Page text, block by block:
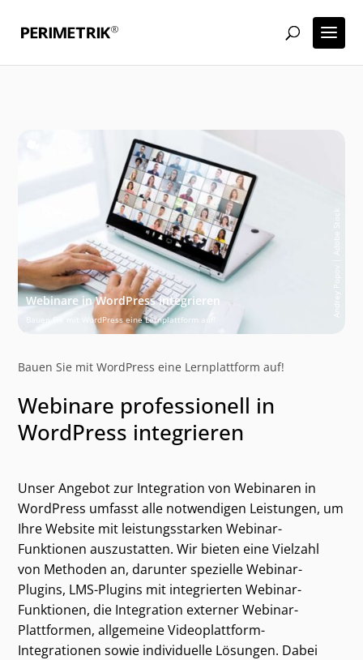
Andrey Popov | Adobe Stock
Webinare in WordPress integrieren
Bauen Sie mit WordPress eine Lernplattform auf!
Bauen Sie mit WordPress eine Lernplattform auf!
Webinare professionell in
WordPress integrieren
Unser Angebot zur Integration von Webinaren in
WordPress umfasst alle notwendigen Leistungen, um
Ihre Website mit leistungsstarken Webinar-
Funktionen auszustatten. Wir bieten eine Vielzahl
von Methoden an, darunter spezielle Webinar-
Plugins, LMS-Plugins mit integrierten Webinar-
Funktionen, die Integration externer Webinar-
Plattformen, allgemeine Videoplattform-
Integrationen sowie individuelle Lösungen. Dabei